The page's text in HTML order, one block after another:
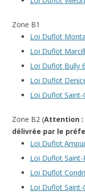
Zone B1
Loi Duflot
Loi Duflot
Loi Duflot Bully
Loi Duflot
Loi Duflot Saint-
Zone B2 (Attention :
délivrée par le
Loi Duflot
Loi Duflot Saint-
Loi Duflot
Loi Duflot Saint-